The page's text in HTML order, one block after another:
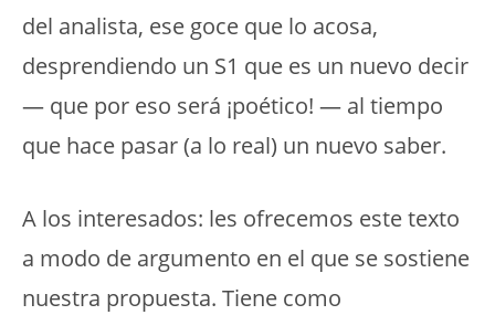
del analista, ese goce que lo acosa,
desprendiendo un S1 que es un nuevo decir
— que por eso será ¡poético! — al tiempo
que hace pasar (a lo real) un nuevo saber.
A los interesados: les ofrecemos este texto
a modo de argumento en el que se sostiene
nuestra propuesta. Tiene como